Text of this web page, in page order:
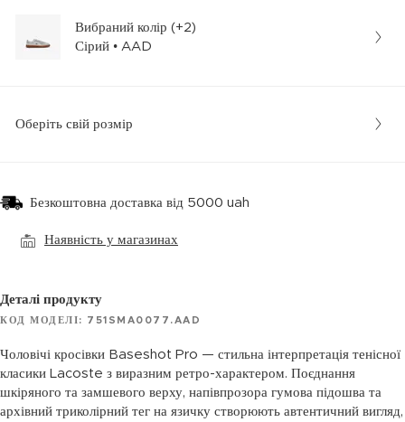
Вибраний колір (+2)
Сірий • AAD
Оберіть свій розмір
Безкоштовна доставка від 5000 uah
Наявність у магазинах
Деталі продукту
КОД МОДЕЛІ: 751SMA0077.AAD
Чоловічі кросівки Baseshot Pro — стильна інтерпретація тенісної
класики Lacoste з виразним ретро-характером. Поєднання
шкіряного та замшевого верху, напівпрозора гумова підошва та
архівний триколірний тег на язичку створюють автентичний вигляд,